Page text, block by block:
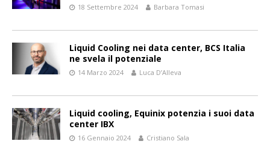
18 Settembre 2024 Barbara Tomasi
Liquid Cooling nei data center, BCS Italia
ne svela il potenziale
14 Marzo 2024 Luca D’Alleva
Liquid cooling, Equinix potenzia i suoi data
center IBX
16 Gennaio 2024 Cristiano Sala